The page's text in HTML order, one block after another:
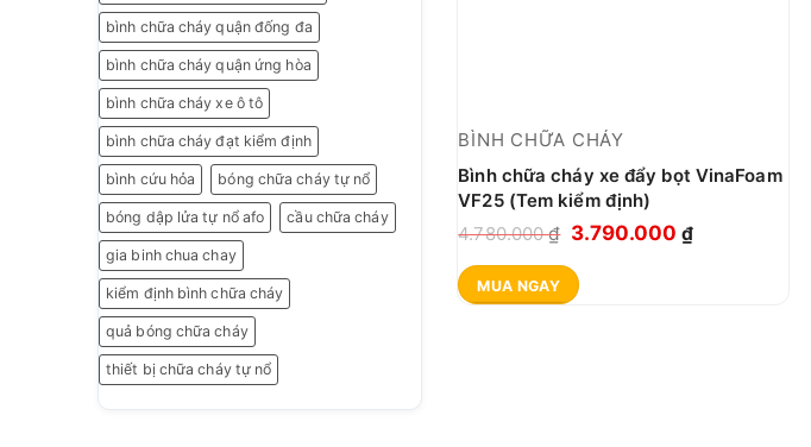
bình chữa cháy quận đống đa
bình chữa cháy quận ứng hòa
bình chữa cháy xe ô tô
bình chữa cháy đạt kiểm định
bình cứu hỏa bóng chữa cháy tự nổ
bóng dập lửa tự nổ afo cầu chữa cháy
gia binh chua chay
kiểm định bình chữa cháy
quả bóng chữa cháy
thiết bị chữa cháy tự nổ
BÌNH CHỮA CHÁY
Bình chữa cháy xe đẩy bọt VinaFoam
VF25 (Tem kiểm định)
4.780.000₫ Giá
là:
3.790.000₫Giá
MUA NGAY